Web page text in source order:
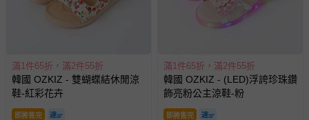
滿1件65折，滿2件55折
韓國 OZKIZ - 雙蝴蝶結休閒涼
鞋-紅彩花卉
即將售完
滿1件65折，滿2件55折
韓國 OZKIZ - (LED)浮誇珍珠鑽
飾亮粉公主涼鞋-粉
即將售完